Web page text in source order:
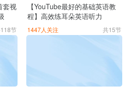
套视
节
【YouTube最好的基础英语教
程】高效练耳朵英语听力
1447人关注 共15节